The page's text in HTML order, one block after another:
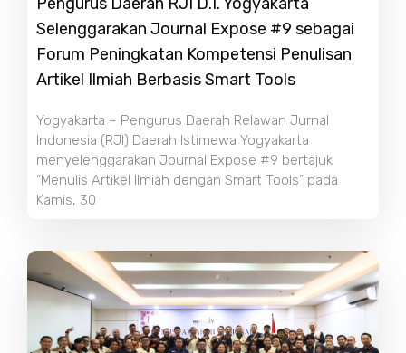
Selenggarakan Journal Expose #9 sebagai
Forum Peningkatan Kompetensi Penulisan
Artikel Ilmiah Berbasis Smart Tools
Yogyakarta – Pengurus Daerah Relawan Jurnal
Indonesia (RJI) Daerah Istimewa Yogyakarta
menyelenggarakan Journal Expose #9 bertajuk
“Menulis Artikel Ilmiah dengan Smart Tools” pada
Kamis, 30